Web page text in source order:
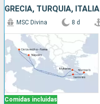
GRECIA, TURQUÍA, ITALIA
Comidas incluidas
MSC Divina 8 d